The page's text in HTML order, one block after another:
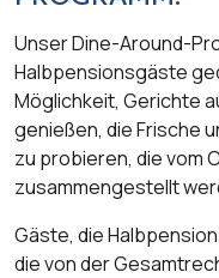
Unser Dine-Around-
Halbpensionsgäste
Möglichkeit, Gerichte
genießen, die Frische
zu probieren, die vom
zusammengestellt
Gäste, die
die von der